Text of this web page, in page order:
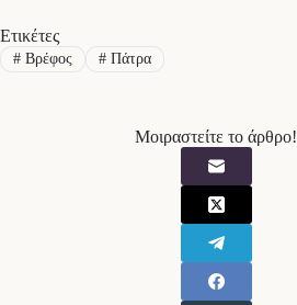
Ετικέτες
#Βρέφος #Πάτρα
Μοιραστείτε το άρθρο!